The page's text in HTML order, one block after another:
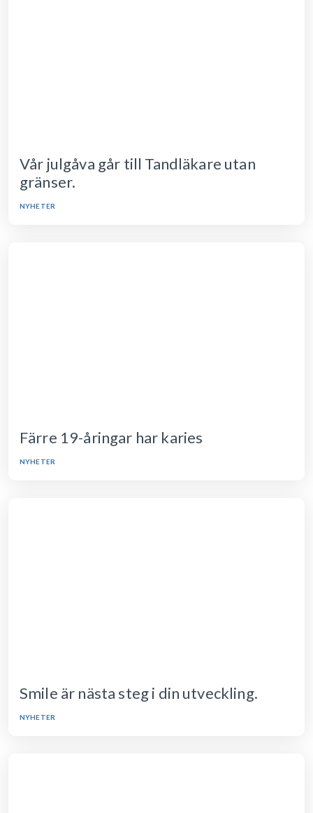
Vår julgåva går till Tandläkare utan
gränser.
NYHETER
Färre 19-åringar har karies
NYHETER
Smile är nästa steg i din utveckling.
NYHETER